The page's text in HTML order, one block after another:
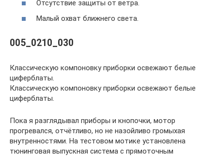
Отсутствие защиты от ветра.
Малый охват ближнего света.
005_0210_030
Классическую компоновку приборки освежают белые
циферблаты.
Классическую компоновку приборки освежают белые
циферблаты.
Пока я разглядывал приборы и кнопочки, мотор
прогревался, отчётливо, но не назойливо громыхая
внутренностями. На тестовом мотике установлена
тюнинговая выпускная система с прямоточным